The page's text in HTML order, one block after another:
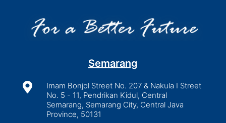
Semarang

Imam Bonjol Street No. 207 & Nakula I Street
No. 5 - 11, Pendrikan Kidul, Central
Semarang, Semarang City, Central Java
Province, 50131